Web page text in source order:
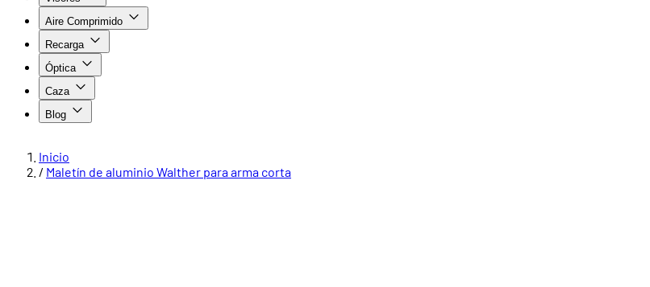
Aire Comprimido
Recarga
Óptica
Caza
Blog
Inicio
/ Maletín de aluminio Walther para arma corta